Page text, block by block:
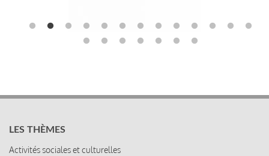
LES THÈMES
Activités sociales et culturelles